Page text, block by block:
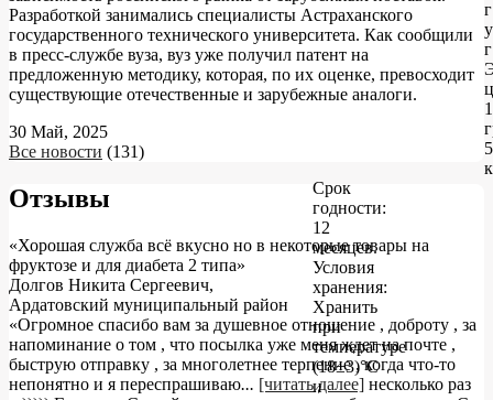
Разработкой занимались специалисты Астраханского
государственного технического университета. Как сообщили
в пресс-службе вуза, вуз уже получил патент на
предложенную методику, которая, по их оценке, превосходит
существующие отечественные и зарубежные аналоги.
30 Май, 2025
Все новости (131)
Отзывы
«Хорошая служба всё вкусно но в некоторые товары на
фруктозе и для диабета 2 типа»
Долгов Никита Сергеевич,
Ардатовский муниципальный район
«Огромное спасибо вам за душевное отношение , доброту , за
напоминание о том , что посылка уже меня ждет на почте ,
быструю отправку , за многолетнее терпение , когда что-то
непонятно и я переспрашиваю... [читать далее] несколько раз
г
г
Срок
годности:
12
месяцев.
Условия
хранения:
Хранить
при
температуре
(18±3)°C
и